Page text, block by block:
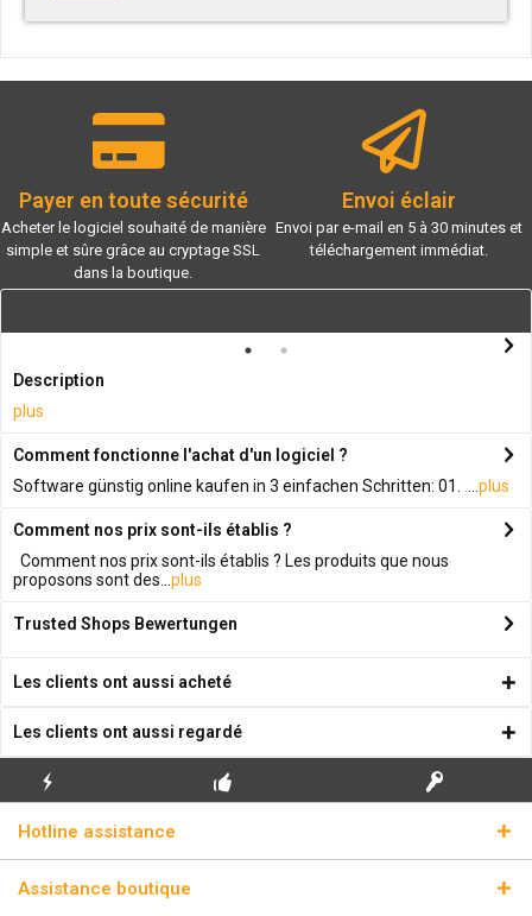
Payer en toute sécurité
Acheter le logiciel souhaité de manière
simple et sûre grâce au cryptage SSL
dans la boutique.
Envoi éclair
Envoi par e-mail en 5 à 30 minutes et
téléchargement immédiat.
Description
plus
Comment fonctionne l'achat d'un logiciel ?
Software günstig online kaufen in 3 einfachen Schritten: 01. ... plus
Comment nos prix sont-ils établis ?
Comment nos prix sont-ils établis ? Les produits que nous
proposons sont des... plus
Trusted Shops Bewertungen
Les clients ont aussi acheté
Les clients ont aussi regardé
ÉCLAIR
Hotline assistance
Assistance boutique